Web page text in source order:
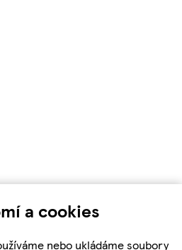
a cookies
nebo ukládáme soubory